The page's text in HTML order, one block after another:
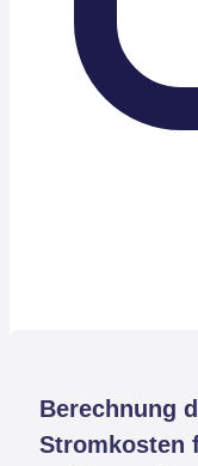
Berechnung
Stromkosten